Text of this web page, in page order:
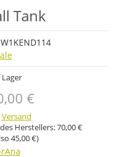
Tank
€
Versand
Herstellers:70,00 €
45,00 €)